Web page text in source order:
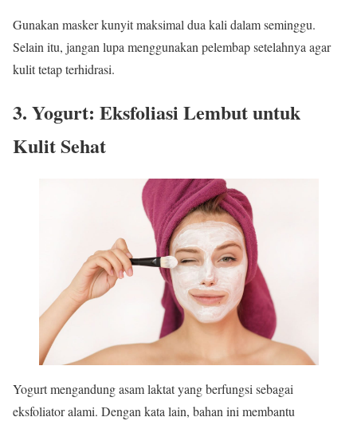
Gunakan masker kunyit maksimal dua kali dalam seminggu.
Selain itu, jangan lupa menggunakan pelembap setelahnya agar
kulit tetap terhidrasi.
3. Yogurt: Eksfoliasi Lembut untuk
Kulit Sehat
Yogurt mengandung asam laktat yang berfungsi sebagai
eksfoliator alami. Dengan kata lain, bahan ini membantu